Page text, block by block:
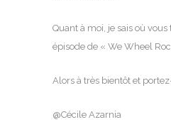
Quant à moi, je sais où
épisode de « We Wheel
Alors à très bientôt et
@Cécile Azarnia